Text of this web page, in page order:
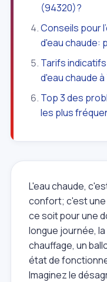
(94320)?
Conseils pour
d'eau chaude:
Tarifs
d'eau chaude
Top 3 des
les plus
L'eau chaude,
confort; c'est
ce soit pour une
longue journée,
chauffage, un
état de
Imaginez le